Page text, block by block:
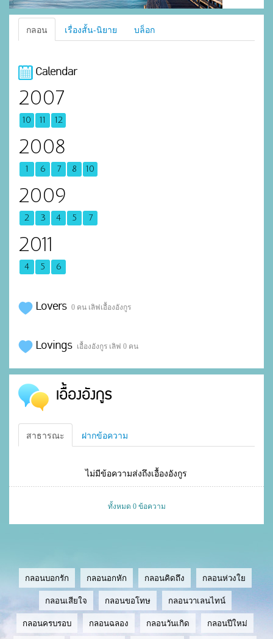
กลอน เรื่องสั้น-นิยาย บล็อก
Calendar
2007
10 11 12
2008
1 6 7 8 10
2009
2 3 4 5 7
2011
4 5 6
Lovers 0 คน เลิฟเอื้องอังกูร
Lovings เอื้องอังกูร เลิฟ 0 คน
เอื้องอังกูร
สาธารณะ ฝากข้อความ
ไม่มีข้อความส่งถึงเอื้องอังกูร
ทั้งหมด 0 ข้อความ
กลอนบอกรัก กลอนอกหัก กลอนคิดถึง กลอนห่วงใย
กลอนเสียใจ กลอนขอโทษ กลอนวาเลนไทน์
กลอนครบรอบ กลอนฉลอง กลอนวันเกิด กลอนปีใหม่